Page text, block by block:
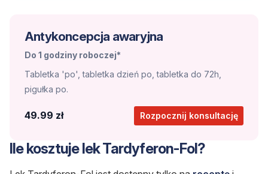
Antykoncepcja awaryjna
Do 1 godziny roboczej*
Tabletka 'po', tabletka dzień po, tabletka do 72h,
pigułka po.
49.99 zł Rozpocznij konsultację
Ile kosztuje lek Tardyferon-Fol?